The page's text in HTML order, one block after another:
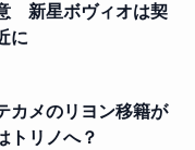
新星ボヴィオは契
に
カメのリヨン移籍が
リノへ？